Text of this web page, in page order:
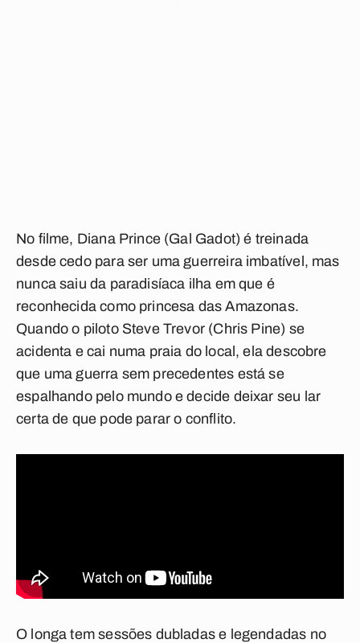
No filme, Diana Prince (Gal Gadot) é treinada
desde cedo para ser uma guerreira imbatível, mas
nunca saiu da paradisíaca ilha em que é
reconhecida como princesa das Amazonas.
Quando o piloto Steve Trevor (Chris Pine) se
acidenta e cai numa praia do local, ela descobre
que uma guerra sem precedentes está se
espalhando pelo mundo e decide deixar seu lar
certa de que pode parar o conflito.
O longa tem sessões dubladas e legendadas no